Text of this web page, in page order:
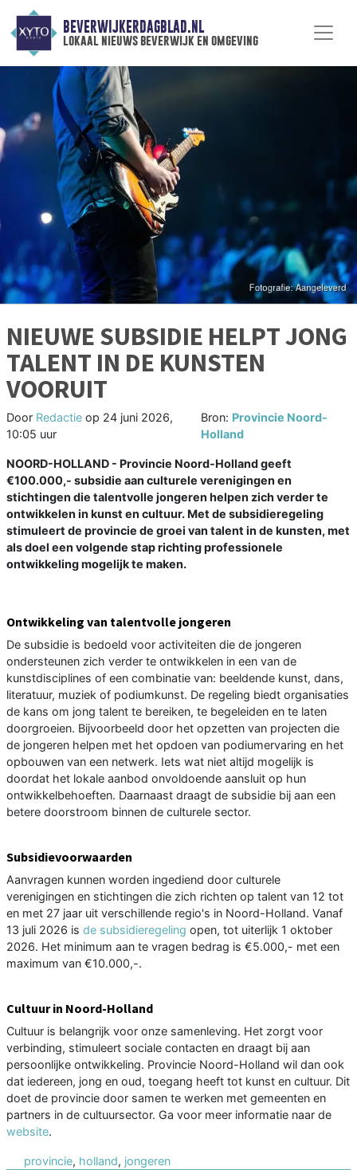
BEVERWIJKERDAGBLAD.NL
lokaal nieuws beverwijk en omgeving
NIEUWE SUBSIDIE HELPT JONG
TALENT IN DE KUNSTEN
VOORUIT
Door Redactie op 24 juni 2026,
10:05 uur
Bron: Provincie Noord-
Holland
NOORD-HOLLAND - Provincie Noord-Holland geeft
€100.000,- subsidie aan culturele verenigingen en
stichtingen die talentvolle jongeren helpen zich verder te
ontwikkelen in kunst en cultuur. Met de subsidieregeling
stimuleert de provincie de groei van talent in de kunsten, met
als doel een volgende stap richting professionele
ontwikkeling mogelijk te maken.
Ontwikkeling van talentvolle jongeren
De subsidie is bedoeld voor activiteiten die de jongeren
ondersteunen zich verder te ontwikkelen in een van de
kunstdisciplines of een combinatie van: beeldende kunst, dans,
literatuur, muziek of podiumkunst. De regeling biedt organisaties
de kans om jong talent te bereiken, te begeleiden en te laten
doorgroeien. Bijvoorbeeld door het opzetten van projecten die
de jongeren helpen met het opdoen van podiumervaring en het
opbouwen van een netwerk. Iets wat niet altijd mogelijk is
doordat het lokale aanbod onvoldoende aansluit op hun
ontwikkelbehoeften. Daarnaast draagt de subsidie bij aan een
betere doorstroom binnen de culturele sector.
Subsidievoorwaarden
Aanvragen kunnen worden ingediend door culturele
verenigingen en stichtingen die zich richten op talent van 12 tot
en met 27 jaar uit verschillende regio's in Noord-Holland. Vanaf
13 juli 2026 is de subsidieregeling open, tot uiterlijk 1 oktober
2026. Het minimum aan te vragen bedrag is €5.000,- met een
maximum van €10.000,-.
Cultuur in Noord-Holland
Cultuur is belangrijk voor onze samenleving. Het zorgt voor
verbinding, stimuleert sociale contacten en draagt bij aan
persoonlijke ontwikkeling. Provincie Noord-Holland wil dan ook
dat iedereen, jong en oud, toegang heeft tot kunst en cultuur. Dit
doet de provincie door samen te werken met gemeenten en
partners in de cultuursector. Ga voor meer informatie naar de
website.
provincie, holland, jongeren